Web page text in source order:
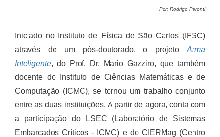
Por: Rodrigo Peronti
Iniciado no Instituto de Física de São Carlos (IFSC)
através de um pós-doutorado, o projeto Arma
Inteligente, do Prof. Dr. Mario Gazziro, que também
docente do Instituto de Ciências Matemáticas e de
Computação (ICMC), se tornou um trabalho conjunto
entre as duas instituições. A partir de agora, conta com
a participação do LSEC (Laboratório de Sistemas
Embarcados Críticos - ICMC) e do CIERMag (Centro